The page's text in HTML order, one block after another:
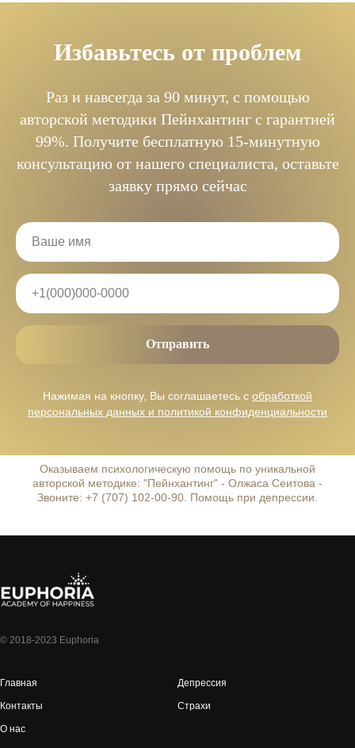
Избавьтесь от проблем
Раз и навсегда за 90 минут, с помощью
авторской методики Пейнхантинг с гарантией
99%. Получите бесплатную 15-минутную
консультацию от нашего специалиста, оставьте
заявку прямо сейчас
Отправить
Нажимая на кнопку, Вы соглашаетесь с обработкой
персональных данных и политикой конфиденциальности
Оказываем психологическую помощь по уникальной
авторской методике: "Пейнхантинг" - Олжаса Сеитова -
Звоните: +7 (707) 102-00-90. Помощь при депрессии.
© 2018-2023 Euphoria
Главная
Контакты
О нас
Депрессия
Страхи